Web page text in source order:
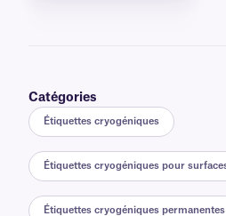
Catégories
Étiquettes cryogéniques
Étiquettes cryogéniques pour
Étiquettes cryogéniques permanentes